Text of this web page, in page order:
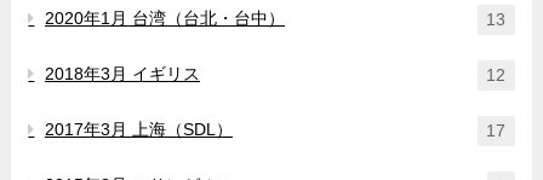
2020年1月 台湾（台北・台中） 13
2018年3月 イギリス 12
2017年3月 上海（SDL） 17